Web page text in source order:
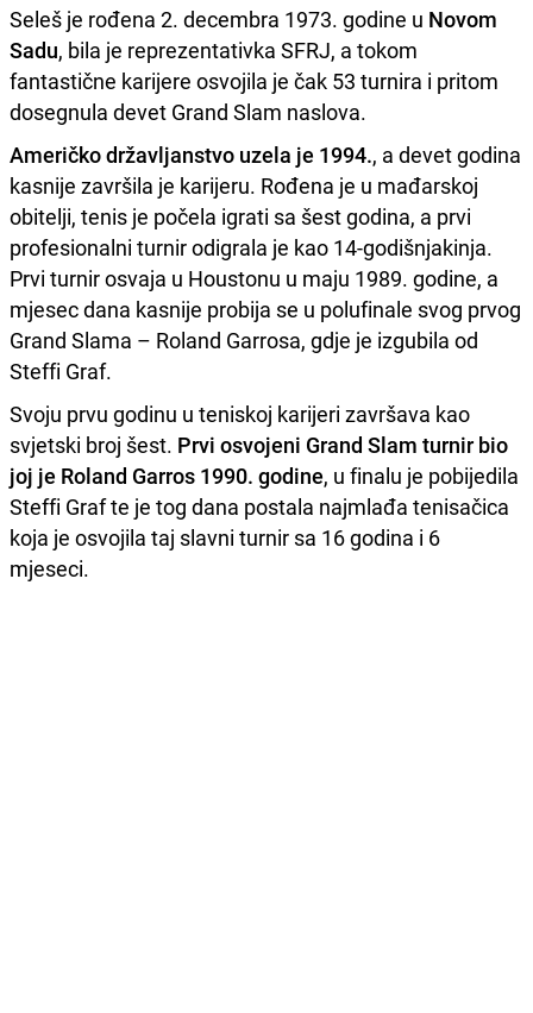
Seleš je rođena 2. decembra 1973. godine u Novom
Sadu, bila je reprezentativka SFRJ, a tokom
fantastične karijere osvojila je čak 53 turnira i pritom
dosegnula devet Grand Slam naslova.
Američko državljanstvo uzela je 1994., a devet godina
kasnije završila je karijeru. Rođena je u mađarskoj
obitelji, tenis je počela igrati sa šest godina, a prvi
profesionalni turnir odigrala je kao 14-godišnjakinja.
Prvi turnir osvaja u Houstonu u maju 1989. godine, a
mjesec dana kasnije probija se u polufinale svog prvog
Grand Slama – Roland Garrosa, gdje je izgubila od
Steffi Graf.
Svoju prvu godinu u teniskoj karijeri završava kao
svjetski broj šest. Prvi osvojeni Grand Slam turnir bio
joj je Roland Garros 1990. godine, u finalu je pobijedila
Steffi Graf te je tog dana postala najmlađa tenisačica
koja je osvojila taj slavni turnir sa 16 godina i 6
mjeseci.